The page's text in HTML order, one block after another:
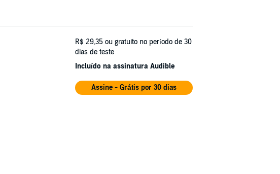
R$ 29,35 ou gratuito no período de 30
dias de teste
Incluído na assinatura Audible
Assine - Grátis por 30 dias